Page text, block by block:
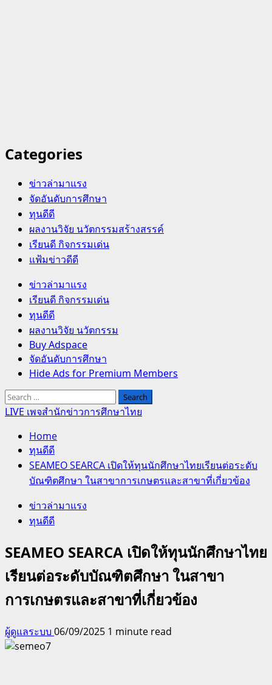
Categories
ข่าวล่ามาแรง
จัดอันดับการศึกษา
ทุนดีดี
ผลงานวิจัย นวัตกรรมสร้างสรรค์
เรียนดี กิจกรรมเด่น
แฟ้มข่าวดีดี
Primary
Menu
ข่าวล่ามาแรง
เรียนดี กิจกรรมเด่น
ทุนดีดี
ผลงานวิจัย นวัตกรรม
Buy Adspace
จัดอันดับการศึกษา
Hide Ads for Premium Members
Search
for:
LIVE เพจสำนักข่าวการศึกษาไทย
Home
ทุนดีดี
SEAMEO SEARCA เปิดให้ทุนนักศึกษาไทยเรียนต่อระดับ
บัณฑิตศึกษา ในสาขาการเกษตรและสาขาที่เกี่ยวข้อง
ข่าวล่ามาแรง
ทุนดีดี
SEAMEO SEARCA เปิดให้ทุนนักศึกษาไทย
เรียนต่อระดับบัณฑิตศึกษา ในสาขา
การเกษตรและสาขาที่เกี่ยวข้อง
ผู้ดูแลระบบ 06/09/2025 1 minute read